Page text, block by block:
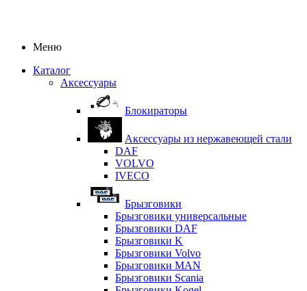
Меню
Каталог
Аксессуары
Блокираторы
Аксессуары из нержавеющей стали
DAF
VOLVO
IVECO
Брызговики
Брызговики универсальные
Брызговики DAF
Брызговики K
Брызговики Volvo
Брызговики MAN
Брызговики Scania